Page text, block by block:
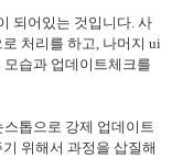
되어있는 것입니다. 사
처리를 하고, 나머지 ui
습과 업데이트체크를
톱으로 강제 업데이트
위해서 과정을 삽질해